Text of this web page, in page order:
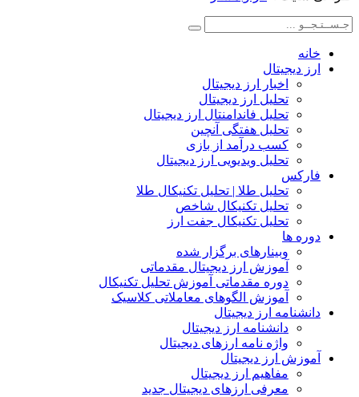
دیجیتال
اخبار ارز دیجیتال
تحلیل ارز دیجیتال
تحلیل فاندامنتال ارز دیجیتال
تحلیل هفتگی آنچین
کسب درآمد از بازی
تحلیل ویدیویی ارز دیجیتال
تحلیل طلا | تحلیل تکنیکال طلا
تحلیل تکنیکال شاخص
تحلیل تکنیکال جفت ارز
ها
وبینارهای برگزار شده
آموزش ارز دیجیتال مقدماتی
دوره مقدماتی آموزش تحلیل تکنیکال
آموزش الگوهای معاملاتی کلاسیک
ارز دیجیتال
دانشنامه ارز دیجیتال
واژه نامه ارزهای دیجیتال
ارز دیجیتال
مفاهیم ارز دیجیتال
معرفی ارزهای دیجیتال جدید